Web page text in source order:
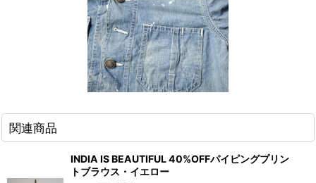
関連商品
INDIA IS BEAUTIFUL 40%OFFパイピングプリン
トブラウス・イエロー